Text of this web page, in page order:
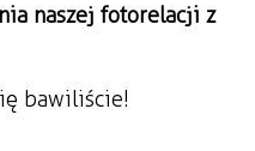
naszej fotorelacji z
bawiliście!